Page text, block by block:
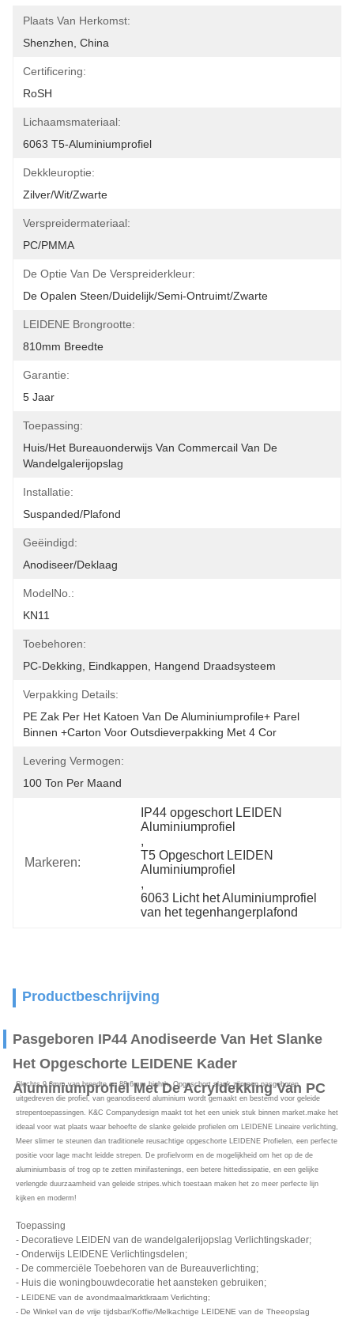
Plaats Van Herkomst:
Shenzhen, China
Certificering:
RoSH
Lichaamsmateriaal:
6063 T5-Aluminiumprofiel
Dekkleuroptie:
Zilver/Wit/Zwarte
Verspreidermateriaal:
PC/PMMA
De Optie Van De Verspreiderkleur:
De Opalen Steen/Duidelijk/semi-Ontruimt/Zwarte
LEIDENE Brongrootte:
810mm Breedte
Garantie:
5 Jaar
Toepassing:
Huis/het Bureauonderwijs Van Commercail Van De
Wandelgalerijopslag
Installatie:
Suspanded/Plafond
Geëindigd:
Anodiseer/deklaag
ModelNo.:
KN11
Toebehoren:
PC-Dekking, Eindkappen, Hangend Draadsysteem
Verpakking Details:
PE Zak Per Het Katoen Van De Aluminiumprofile+ Parel
Binnen +carton Voor Outsdieverpakking Met 4 Cor
Levering Vermogen:
100 Ton Per Maand
Markeren:
IP44 opgeschort LEIDEN
Aluminiumprofiel
,
T5 Opgeschort LEIDEN
Aluminiumprofiel
,
6063 Licht het Aluminiumprofiel
van het tegenhangerplafond
Productbeschrijving
Pasgeboren IP44 Anodiseerde Van Het Slanke
Het Opgeschorte LEIDENE Kader
Aluminiumprofiel Met De Acryldekking Van PC
Slechts 9.8mm van breedte en 88.6mm highth, Opgeschort slank zijn een pasgeboren
uitgedreven die profiel, van geanodiseerd aluminium wordt gemaakt en bestemd voor geleide
strepentoepassingen. K&C Companydesign maakt tot het een uniek stuk binnen market.make het
ideaal voor wat plaats waar behoefte de slanke geleide profielen om LEIDENE Lineaire verlichting,
Meer slimer te steunen dan traditionele reusachtige opgeschorte LEIDENE Profielen, een perfecte
positie voor lage macht leidde strepen. De profielvorm en de mogelijkheid om het op de de
aluminiumbasis of trog op te zetten minifastenings, een betere hittedissipatie, en een gelijke
verlengde duurzaamheid van geleide stripes.which toestaan maken het zo meer perfecte lijn
kijken en moderm!
Toepassing
- Decoratieve LEIDEN van de wandelgalerijopslag Verlichtingskader;
- Onderwijs LEIDENE Verlichtingsdelen;
- De commerciële Toebehoren van de Bureauverlichting;
- Huis die woningbouwdecoratie het aansteken gebruiken;
- LEIDENE van de avondmaalmarktkraam Verlichting;
- De Winkel van de vrije tijdsbar/Koffie/Melkachtige LEIDENE van de Theeopslag